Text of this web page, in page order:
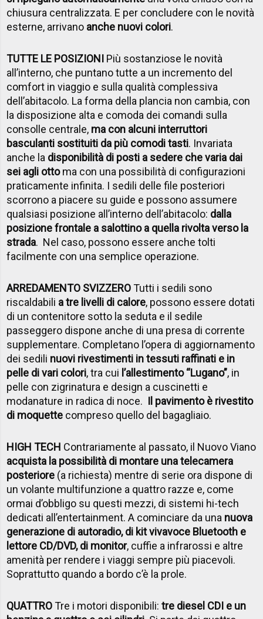
chiusura centralizzata. E per concludere con le novità
esterne, arrivano anche nuovi colori.
TUTTE LE POSIZIONI Più sostanziose le novità
all’interno, che puntano tutte a un incremento del
comfort in viaggio e sulla qualità complessiva
dell’abitacolo. La forma della plancia non cambia, con
la disposizione alta e comoda dei comandi sulla
consolle centrale, ma con alcuni interruttori
basculanti sostituiti da più comodi tasti. Invariata
anche la disponibilità di posti a sedere che varia dai
sei agli ottoma con una possibilità di configurazioni
praticamente infinita. I sedili delle file posteriori
scorrono a piacere su guide e possono assumere
qualsiasi posizione all’interno dell’abitacolo: dalla
posizione frontale a salottino a quella rivolta verso la
strada. Nel caso, possono essere anche tolti
facilmente con una semplice operazione.
ARREDAMENTO SVIZZEROTutti i sedili sono
riscaldabili a tre livelli di calore, possono essere dotati
di un contenitore sotto la seduta e il sedile
passeggero dispone anche di una presa di corrente
supplementare. Completano l’opera di aggiornamento
dei sedili nuovi rivestimenti in tessuti raffinati e in
pelle di vari colori, tra cui l’allestimento “Lugano”, in
pelle con zigrinatura e design a cuscinetti e
modanature in radica di noce. Il pavimento è rivestito
di moquette compreso quello del bagagliaio.
HIGH TECH Contrariamente al passato, il Nuovo Viano
acquista la possibilità di montare una telecamera
posteriore (a richiesta) mentre di serie ora dispone di
un volante multifunzione a quattro razze e, come
ormai d’obbligo su questi mezzi, di sistemi hi-tech
dedicati all’entertainment. A cominciare da una nuova
generazione di autoradio, di kit vivavoce Bluetooth e
lettore CD/DVD, di monitor, cuffie a infrarossi e altre
amenità per rendere i viaggi sempre più piacevoli.
Soprattutto quando a bordo c’è la prole.
QUATTROTre i motori disponibili:tre diesel CDI e un